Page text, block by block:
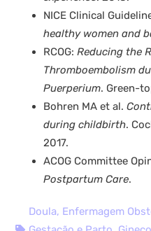
NICE Clinical
healthy women and
RCOG:Reducing the
Thromboembolism
Puerperium. Green-
Bohren MA et al.
during childbirth.
2017.
ACOG Committee
Postpartum Care.
Doula, Enfermagem